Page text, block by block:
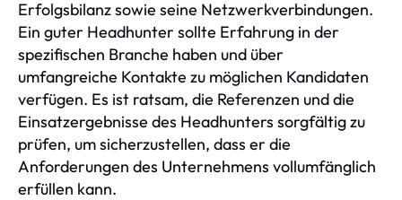
Erfolgsbilanz sowie seine Netzwerkverbindungen.
Ein guter Headhunter sollte Erfahrung in der
spezifischen Branche haben und über
umfangreiche Kontakte zu möglichen Kandidaten
verfügen. Es ist ratsam, die Referenzen und die
Einsatzergebnisse des Headhunters sorgfältig zu
prüfen, um sicherzustellen, dass er die
Anforderungen des Unternehmens vollumfänglich
erfüllen kann.